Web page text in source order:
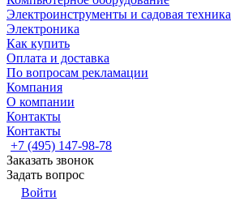
Электроинструменты и садовая техника
Электроника
Как купить
Оплата и доставка
По вопросам рекламации
Компания
О компании
Контакты
Контакты
+7 (495) 147-98-78
Заказать звонок
Задать вопрос
Войти